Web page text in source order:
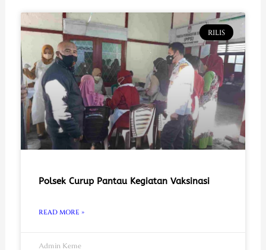
RILIS
Polsek Curup Pantau Kegiatan Vaksinasi
READ MORE »
Admin Keme